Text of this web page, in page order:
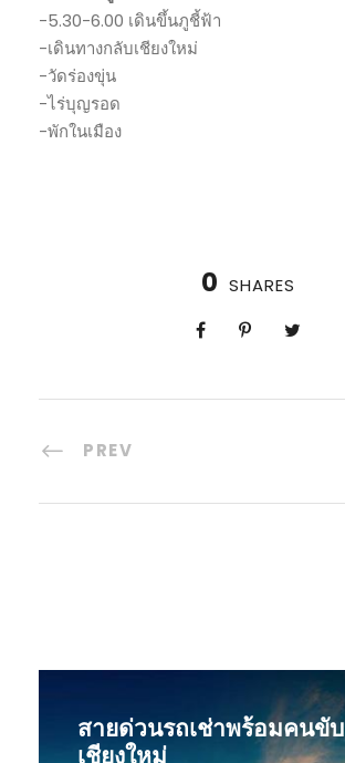
-5.30-6.00 เดินขึ้นภูชี้ฟ้า
-เดินทางกลับเชียงใหม่
-วัดร่องขุ่น
-ไร่บุญรอด
-พักในเมือง
0 SHARES
PREV
สายด่วนรถเช่าพร้อมคนขับ
เชียงใหม่